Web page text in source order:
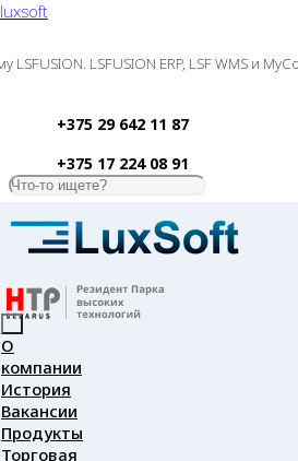
luxsoft
LSFUSION ERP, LSF WMS и
+375 29 642 11 87
+375 17 224 08 91
О
компании
История
Вакансии
Продукты
Торговая